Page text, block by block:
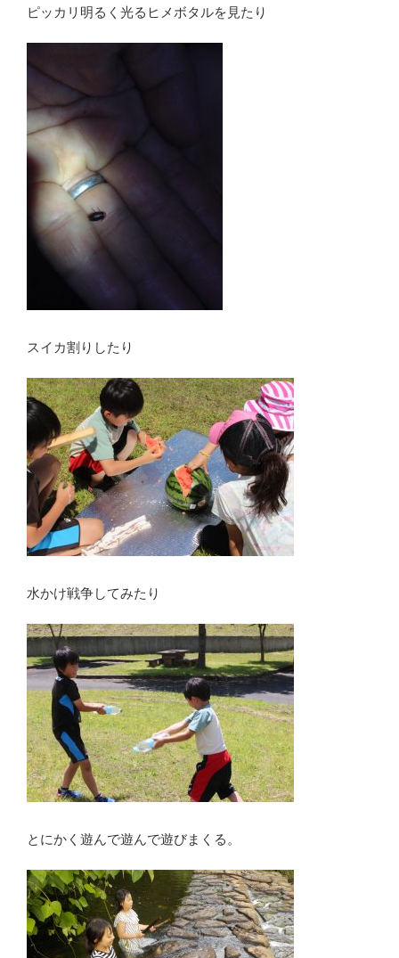
ピッカリ明るく光るヒメボタルを見たり
スイカ割りしたり
水かけ戦争してみたり
とにかく遊んで遊んで遊びまくる。